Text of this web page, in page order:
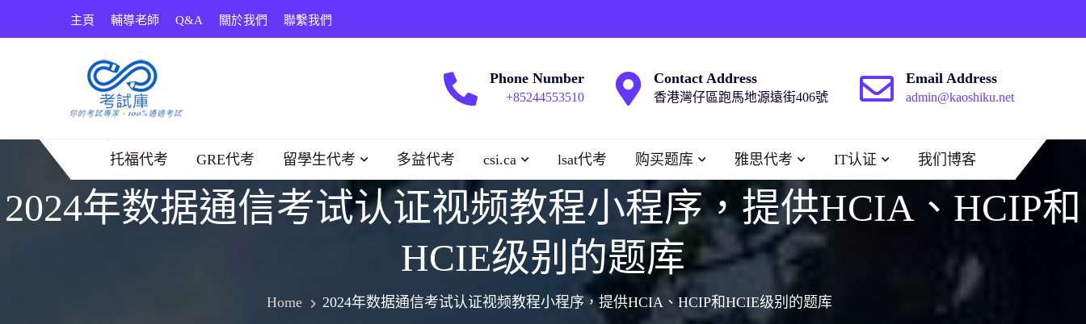
主頁 輔導老師 Q&A 關於我們 聯繫我們
Phone Number
+85244553510
Contact Address
香港灣仔區跑馬地源遠街406號
Email Address
admin@kaoshiku.net
托福代考 GRE代考 留學生代考 多益代考 csi.ca lsat代考 购买题库 雅思代考 IT认证 我们博客
2024年数据通信考试认证视频教程小程序，提供HCIA、HCIP和
HCIE级别的题库
Home 2024年数据通信考试认证视频教程小程序，提供HCIA、HCIP和HCIE级别的题库